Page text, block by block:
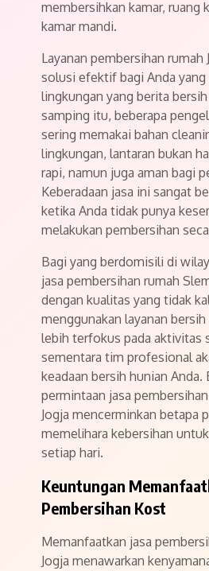
membersihkan kamar, ruang
kamar mandi.
Layanan pembersihan rumah
solusi efektif bagi Anda yang
lingkungan yang berita
samping itu, beberapa
sering memakai bahan
lingkungan, lantaran bukan
rapi, namun juga aman bagi
Keberadaan jasa ini sangat
ketika Anda tidak punya
melakukan pembersihan
Bagi yang berdomisili di
jasa pembersihan rumah
dengan kualitas yang tidak
menggunakan layanan
lebih terfokus pada aktivitas
sementara tim profesional
keadaan bersih hunian Anda.
permintaan jasa
Jogja mencerminkan betapa
memelihara kebersihan
setiap hari.
Keuntungan
Pembersihan Kost
Memanfaatkan jasa
Jogja menawarkan